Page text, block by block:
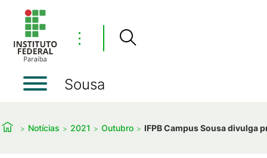
⋮
Sousa
Notícias 2021 Outubro IFPB Campus Sousa divulga